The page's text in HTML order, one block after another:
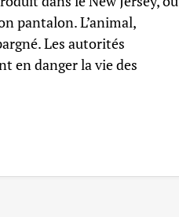
pantalon. L’animal,
Les autorités
en danger la vie des